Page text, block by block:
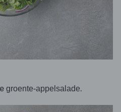
groente-appelsalade.